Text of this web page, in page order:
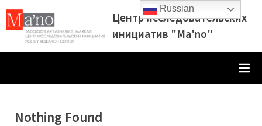
Skip
to
content
Центр исследовательских
инициатив "Ma'no"
Nothing Found
Russian